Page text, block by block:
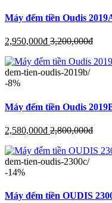
Máy đếm tiền Oudis
2,950,000đ 3,200,000đ
dem-tien-oudis-2019b/
-8%
Máy đếm tiền Oudis
2,580,000đ 2,800,000đ
dem-tien-oudis-2300c/
-14%
Máy đếm tiền OUDIS